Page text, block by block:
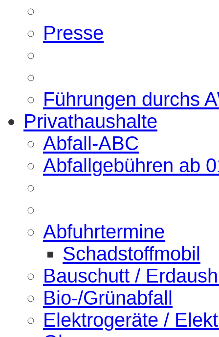
Presse
Führungen durchs
Privathaushalte
Abfall-ABC
Abfallgebühren ab
Abfuhrtermine
Schadstoffmobil
Bauschutt /
Bio-/Grünabfall
Elektrogeräte /